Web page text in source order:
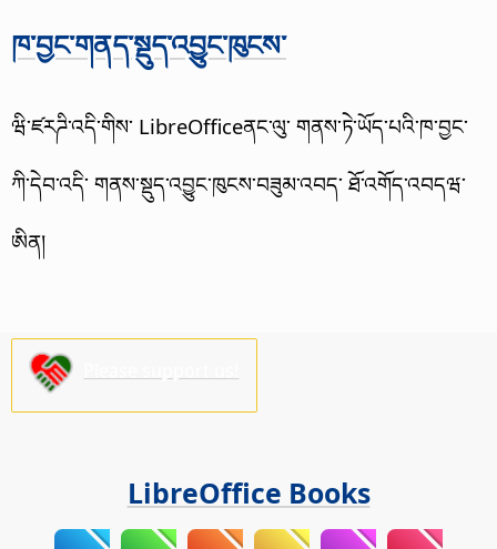
ཁ་བྱང་གནད་སྡུད་འབྱུང་ཁུངས་
ཝི་ཛརཌི་འདི་གིས་ LibreOfficeནང་ལུ་ གནས་ཏེ་ཡོད་པའི་ཁ་བྱང་
ཀི་དེབ་འདི་ གནས་སྡུད་འབྱུང་ཁུངས་བཟུམ་འབད་ ཐོ་འགོད་འབདཝ་
ཨིན།
LibreOffice Books